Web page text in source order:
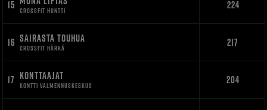
15 CROSSFIT HUNTTI 224
16 SAIRASTA TOUHUA
CROSSFIT HÄRKÄ 217
17 KONTTAAJAT
KONTTI VALMENNUSKESKUS 204